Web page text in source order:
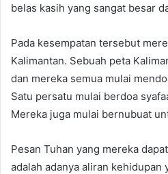
belas kasih yang sangat besar
Pada kesempatan tersebut
Kalimantan. Sebuah peta
dan mereka semua mulai
Satu persatu mulai berdoa
Mereka juga mulai bernubuat
Pesan Tuhan yang mereka
adalah adanya aliran kehidupan